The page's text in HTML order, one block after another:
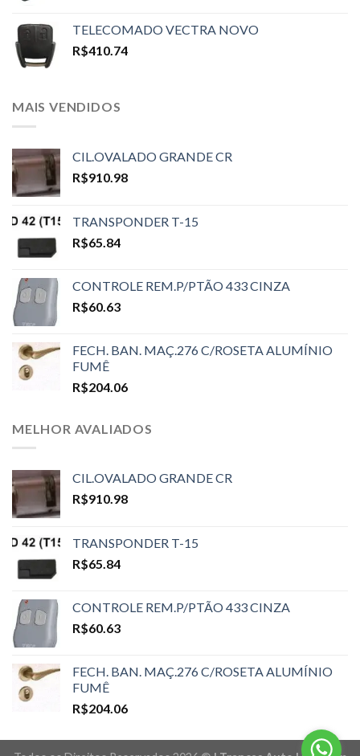
TELECOMADO VECTRA NOVO
R$410.74
MAIS VENDIDOS
CIL.OVALADO GRANDE CR
R$910.98
TRANSPONDER T-15
R$65.84
CONTROLE REM.P/PTÃO 433 CINZA
R$60.63
FECH. BAN. MAÇ.276 C/ROSETA ALUMÍNIO
FUMÊ
R$204.06
MELHOR AVALIADOS
CIL.OVALADO GRANDE CR
R$910.98
TRANSPONDER T-15
R$65.84
CONTROLE REM.P/PTÃO 433 CINZA
R$60.63
FECH. BAN. MAÇ.276 C/ROSETA ALUMÍNIO
FUMÊ
R$204.06